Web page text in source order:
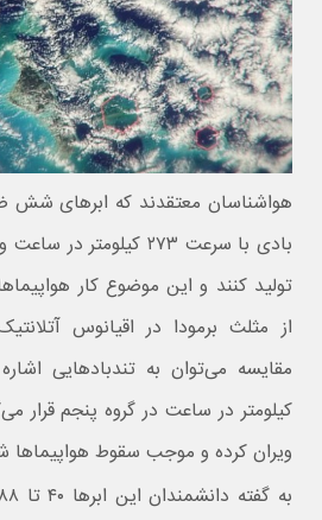
هواشناسان معتقدند که ابرهای شش
تولید کنند و این موضوع کار
از مثلث برمودا در اقیانوس
کیلومتر در ساعت در گروه پنجم قرار
ویران کرده و موجب سقوط هواپیماها